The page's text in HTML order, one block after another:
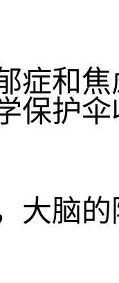
症和
保护
大脑